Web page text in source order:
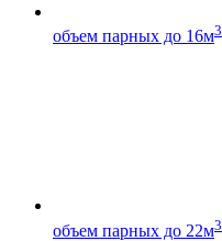
объем парных до 16м3
объем парных до 22м3